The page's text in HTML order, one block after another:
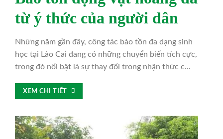
từ ý thức của người dân
Những năm gần đây, công tác bảo tồn đa dạng sinh
học tại Lào Cai đang có những chuyển biến tích cực,
trong đó nổi bật là sự thay đổi trong nhận thức c...
XEM CHI TIẾT